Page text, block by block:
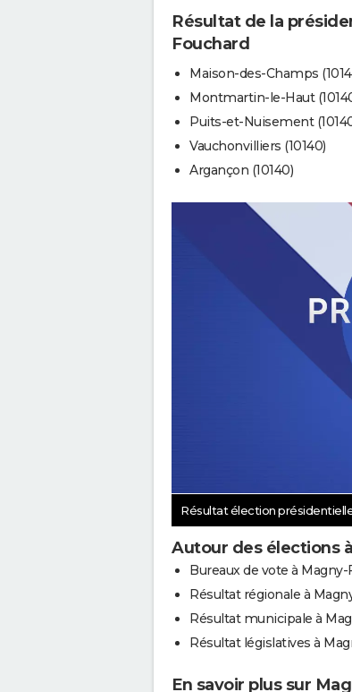
Résultat de la
Fouchard
Maison-des-Champs
Montmartin-le-Haut
Puits-et-Nuisement
Vauchonvilliers (10140)
Argançon (10140)
Résultat élection
Autour des élections
Bureaux de vote à Magny-
Résultat régionale à
Résultat municipale à
Résultat législatives à
En savoir plus sur